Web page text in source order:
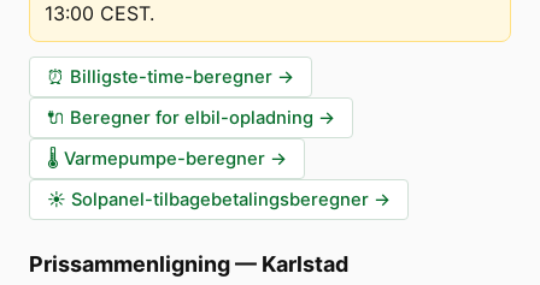
13:00 CEST.
⏰ Billigste-time-beregner →
🔌 Beregner for elbil-opladning →
🌡️ Varmepumpe-beregner →
☀️ Solpanel-tilbagebetalingsberegner →
Prissammenligning— Karlstad